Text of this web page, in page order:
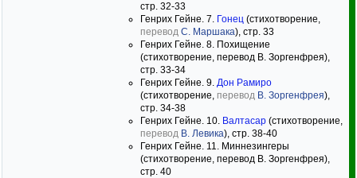
стр. 32-33
Генрих Гейне. 7. Гонец (стихотворение,
перевод С. Маршака), стр. 33
Генрих Гейне. 8. Похищение
(стихотворение, перевод В. Зоргенфрея),
стр. 33-34
Генрих Гейне. 9. Дон Рамиро
(стихотворение, перевод В. Зоргенфрея),
стр. 34-38
Генрих Гейне. 10. Валтасар (стихотворение,
перевод В. Левика), стр. 38-40
Генрих Гейне. 11. Миннезингеры
(стихотворение, перевод В. Зоргенфрея),
стр. 40